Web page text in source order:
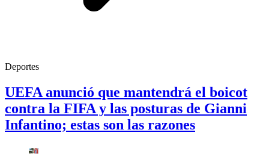
Deportes
UEFA anunció que mantendrá el boicot
contra la FIFA y las posturas de Gianni
Infantino; estas son las razones